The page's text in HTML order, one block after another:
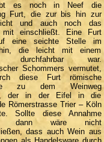
es noch in Neef die
Furt, die zur bis hin zur
und auch noch das
mit einschließt. Eine Furt
eine seichte Stelle im
die leicht mit einem
durchfahrbar war.
Schommers vermutet,
diese Furt römische
zu dem Weinweg
der in der Eifel in die
Römerstrasse Trier – Köln
Sollte diese Annahme
dann wäre nicht
dass auch Wein aus